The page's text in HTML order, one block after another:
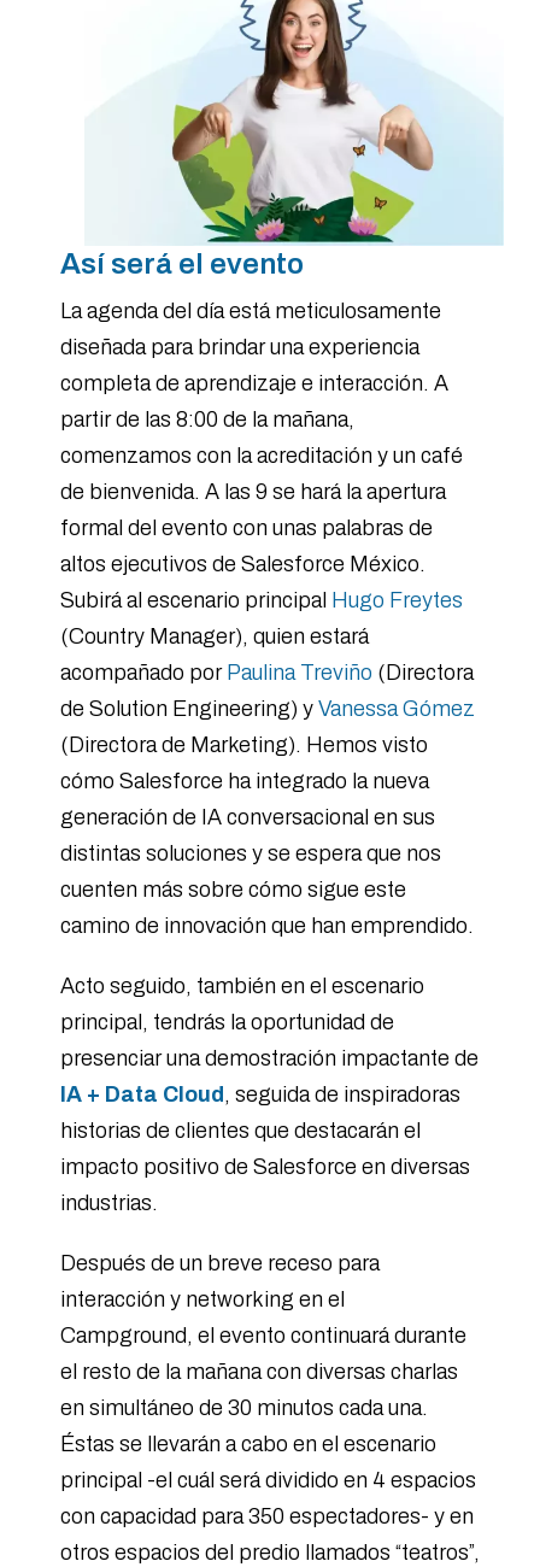
Así será el evento
La agenda del día está meticulosamente
diseñada para brindar una experiencia
completa de aprendizaje e interacción. A
partir de las 8:00 de la mañana,
comenzamos con la acreditación y un café
de bienvenida. A las 9 se hará la apertura
formal del evento con unas palabras de
altos ejecutivos de Salesforce México.
Subirá al escenario principal Hugo Freytes
(Country Manager), quien estará
acompañado por Paulina Treviño (Directora
de Solution Engineering) y Vanessa Gómez
(Directora de Marketing). Hemos visto
cómo Salesforce ha integrado la nueva
generación de IA conversacional en sus
distintas soluciones y se espera que nos
cuenten más sobre cómo sigue este
camino de innovación que han emprendido.
Acto seguido, también en el escenario
principal, tendrás la oportunidad de
presenciar una demostración impactante de
IA + Data Cloud, seguida de inspiradoras
historias de clientes que destacarán el
impacto positivo de Salesforce en diversas
industrias.
Después de un breve receso para
interacción y networking en el
Campground, el evento continuará durante
el resto de la mañana con diversas charlas
en simultáneo de 30 minutos cada una.
Éstas se llevarán a cabo en el escenario
principal -el cuál será dividido en 4 espacios
con capacidad para 350 espectadores- y en
otros espacios del predio llamados “teatros”,